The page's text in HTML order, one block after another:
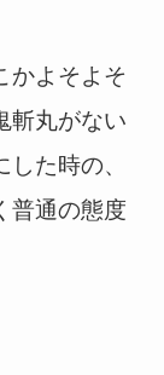
かよそよそ
斬丸がない
た時の、
普通の態度